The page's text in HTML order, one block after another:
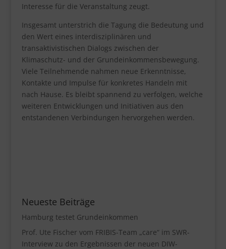
Interesse für die Veranstaltung zeugt.
Insgesamt unterstrich die Tagung die Bedeutung und
den Wert eines interdisziplinären und
transaktivistischen Dialogs zwischen der
Klimaschutz- und der Grundeinkommensbewegung.
Viele Teilnehmende nahmen neue Erkenntnisse,
Kontakte und Impulse für konkretes Handeln mit
nach Hause. Es bleibt spannend zu verfolgen, welche
weiteren Entwicklungen und Initiativen aus den
entstandenen Verbindungen hervorgehen werden.
Neueste Beiträge
Hamburg testet Grundeinkommen
Prof. Ute Fischer vom FRIBIS-Team „care“ im SWR-
Interview zu den Ergebnissen der neuen DIW-